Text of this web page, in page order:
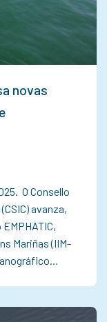
novas
O Consello
avanza,
Mariñas (IIM-